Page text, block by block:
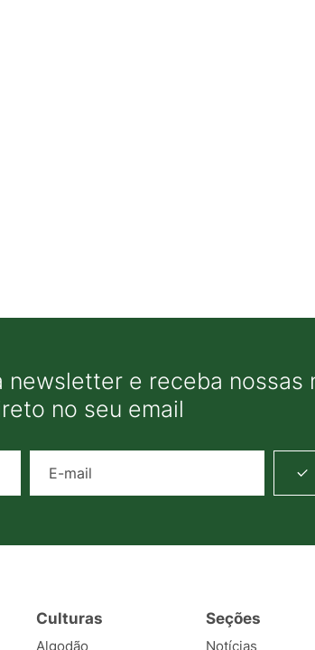
newsletter e receba nossas
no seu email
Culturas
Algodão
Seções
Notícias